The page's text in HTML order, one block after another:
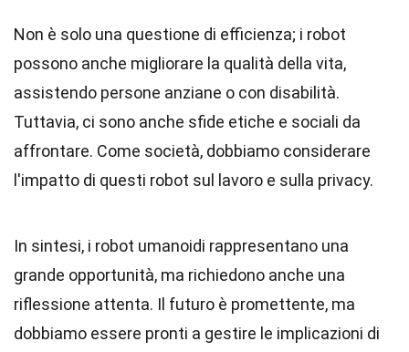
Non è solo una questione di efficienza; i robot
possono anche migliorare la qualità della vita,
assistendo persone anziane o con disabilità.
Tuttavia, ci sono anche sfide etiche e sociali da
affrontare. Come società, dobbiamo considerare
l'impatto di questi robot sul lavoro e sulla privacy.
In sintesi, i robot umanoidi rappresentano una
grande opportunità, ma richiedono anche una
riflessione attenta. Il futuro è promettente, ma
dobbiamo essere pronti a gestire le implicazioni di